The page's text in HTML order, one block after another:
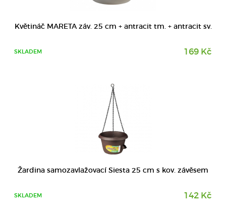
Květináč MARETA záv. 25 cm + antracit tm. + antracit sv.
SKLADEM 169 Kč
Žardina samozavlažovací Siesta 25 cm s kov. závěsem
SKLADEM 142 Kč